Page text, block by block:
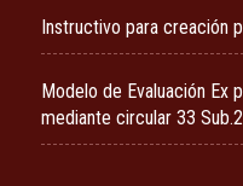
Instructivo para creación
Modelo de Evaluación Ex
mediante circular 33